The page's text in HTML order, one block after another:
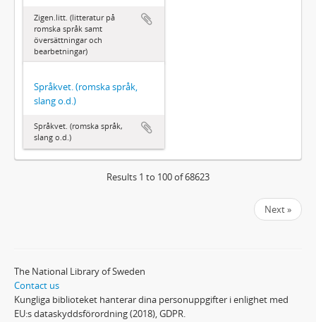
Zigen.litt. (litteratur på
romska språk samt
översättningar och
bearbetningar)
Språkvet. (romska språk,
slang o.d.)
Språkvet. (romska språk,
slang o.d.)
Results 1 to 100 of 68623
Next »
The National Library of Sweden
Contact us
Kungliga biblioteket hanterar dina personuppgifter i enlighet med
EU:s dataskyddsförordning (2018), GDPR.